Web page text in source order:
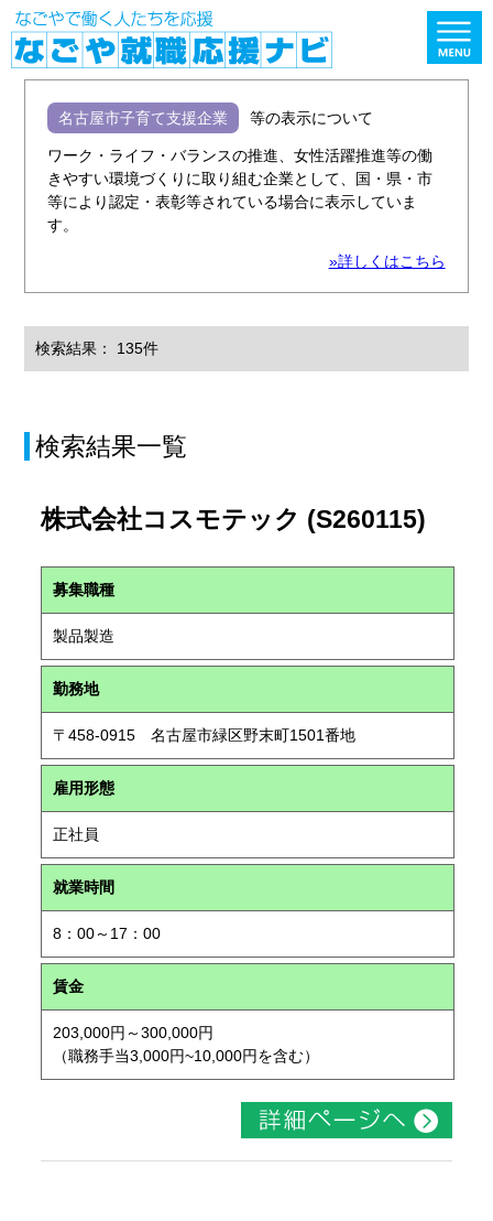
名古屋市子育て支援企業 等の表示について
ワーク・ライフ・バランスの推進、女性活躍推進等の働
きやすい環境づくりに取り組む企業として、国・県・市
等により認定・表彰等されている場合に表示していま
す。
»詳しくはこちら
検索結果： 135件
検索結果一覧
株式会社コスモテック (S260115)
募集職種
製品製造
勤務地
〒458-0915 名古屋市緑区野末町1501番地
雇用形態
正社員
就業時間
8：00～17：00
賃金
203,000円～300,000円
（職務手当3,000円~10,000円を含む）